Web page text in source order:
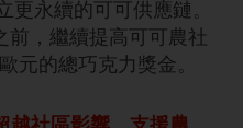
永續的可可供應鏈。
，繼續提高可可農社
元的總巧克力獎金。